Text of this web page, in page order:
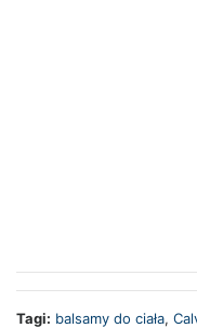
Tagi: balsamy do ciała,